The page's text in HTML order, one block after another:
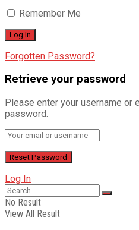
Remember Me
Forgotten Password?
Retrieve your password
Please enter your username or
password.
Log In
No Result
View All Result